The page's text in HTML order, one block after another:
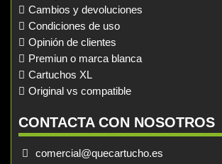
Cambios y devoluciones
Condiciones de uso
Opinión de clientes
Premiun o marca blanca
Cartuchos XL
Original vs compatible
CONTACTA CON NOSOTROS
comercial@quecartucho.es